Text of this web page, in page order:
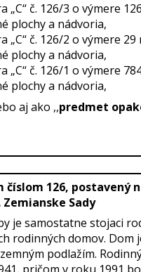
č. 126/3 o výmere
plochy a nádvoria,
č. 126/2 o výmere 29
plochy a nádvoria,
č. 126/1 o výmere
plochy a nádvoria,
aj ako ,,predmet
číslom 126, postavený
Zemianske Sady
je samostatne stojaci
rodinných domov. Dom
podlažím.